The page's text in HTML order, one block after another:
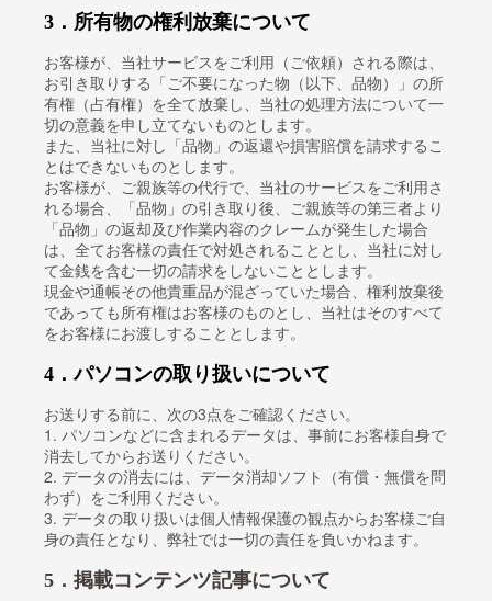
3．所有物の権利放棄について
お客様が、当社サービスをご利用（ご依頼）される際は、
お引き取りする「ご不要になった物（以下、品物）」の所
有権（占有権）を全て放棄し、当社の処理方法について一
切の意義を申し立てないものとします。
また、当社に対し「品物」の返還や損害賠償を請求するこ
とはできないものとします。
お客様が、ご親族等の代行で、当社のサービスをご利用さ
れる場合、「品物」の引き取り後、ご親族等の第三者より
「品物」の返却及び作業内容のクレームが発生した場合
は、全てお客様の責任で対処されることとし、当社に対し
て金銭を含む一切の請求をしないこととします。
現金や通帳その他貴重品が混ざっていた場合、権利放棄後
であっても所有権はお客様のものとし、当社はそのすべて
をお客様にお渡しすることとします。
4．パソコンの取り扱いについて
お送りする前に、次の3点をご確認ください。
1. パソコンなどに含まれるデータは、事前にお客様自身で
消去してからお送りください。
2. データの消去には、データ消却ソフト（有償・無償を問
わず）をご利用ください。
3. データの取り扱いは個人情報保護の観点からお客様ご自
身の責任となり、弊社では一切の責任を負いかねます。
5．掲載コンテンツ記事について